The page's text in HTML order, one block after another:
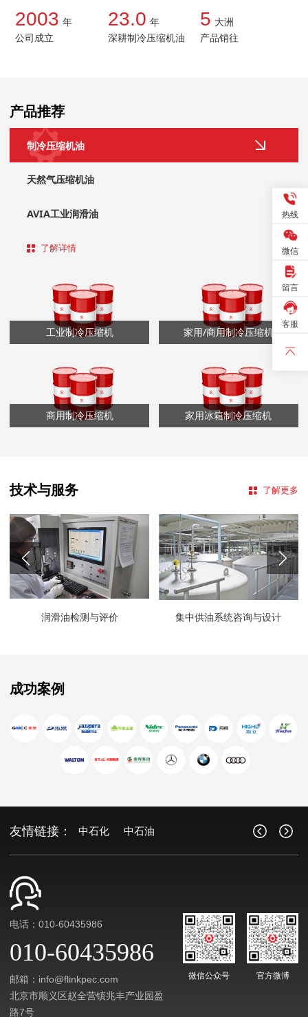
2003 年
公司成立
23.0 年
深耕制冷压缩机油
5 大洲
产品销往
产品推荐
制冷压缩机油
天然气压缩机油
AVIA工业润滑油
了解详情
工业制冷压缩机 家用/商用制冷压缩机
商用制冷压缩机 家用冰箱制冷压缩机
技术与服务 了解更多
润滑油检测与评价 集中供油系统咨询与设计
成功案例
友情链接： 中石化 中石油
电话：010-60435986
010-60435986
邮箱：info@flinkpec.com
北京市顺义区赵全营镇兆丰产业园盈
路7号
微信公众号 官方微博
热线
微信
留言
客服